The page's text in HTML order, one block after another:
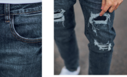
仍有額度不足之情形，本公司將視審查結果
他人資訊註冊。若發現惡意使用之情形，
該用戶之使用額度並採取法律行動。